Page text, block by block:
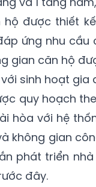
hộ được thiết
ứng nhu
gian căn hộ
sinh hoạt gia
quy hoạch
hòa với hệ
không gian
phát triển
đây.